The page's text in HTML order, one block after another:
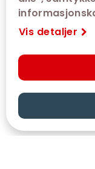
Vis detaljer